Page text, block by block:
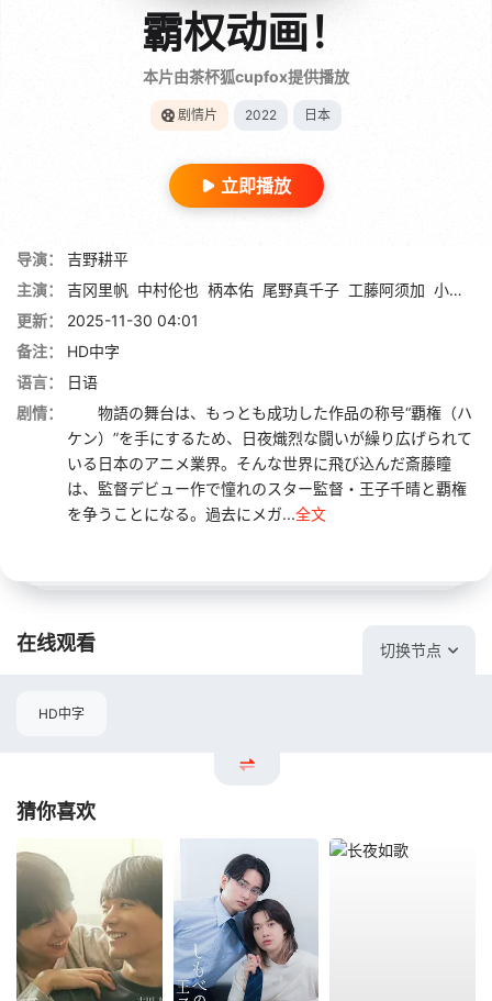
霸权动画！
本片由茶杯狐cupfox提供播放
剧情片 2022 日本
立即播放
导演：
吉野耕平
主演：
吉冈里帆 中村伦也 柄本佑 尾野真千子 工藤阿须加 小野花梨
更新：
2025-11-30 04:01
备注：
HD中字
语言：
日语
剧情：
物語の舞台は、もっとも成功した作品の称号“覇権（ハ
ケン）”を手にするため、日夜熾烈な闘いが繰り広げられて
いる日本のアニメ業界。そんな世界に飛び込んだ斎藤瞳
は、監督デビュー作で憧れのスター監督・王子千晴と覇権
を争うことになる。過去にメガ...全文
在线观看 切换节点
HD中字
猜你喜欢